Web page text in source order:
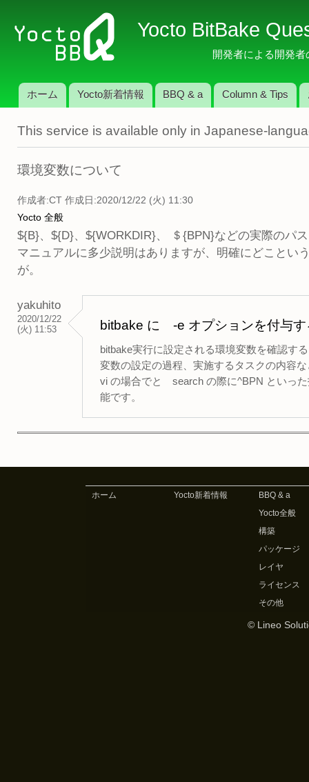
イ
コ
テ
ツ
に
Yocto BitBake
開発者による開発
メインメニュー
ホーム Yocto新着情報 BBQ & a Column & Tips
This service is available only in Japanese-
環境変数について
作成者:CT 作成日:2020/12/22 (火) 11:30
Yocto 全般
${B}、${D}、${WORKDIR}、 ＄{BPN}などの実際のパ
マニュアルに多少説明はありますが、明確にどことい
が。
yakuhito
2020/12/22
(火) 11:53
bitbake に -e オプションを付与す
bitbake実行に設定される環境変数を確認す
変数の設定の過程、実施するタスクの内容
vi の場合でと search の際に^BPN といっ
能です。
ホーム Yocto新着情報
BBQ & a
Yocto全般
構築
パッケージ
レイヤ
ライセンス
その他
© Lineo